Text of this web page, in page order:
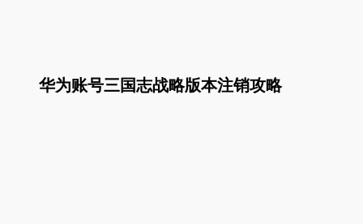
华为账号三国志战略版本注销攻略